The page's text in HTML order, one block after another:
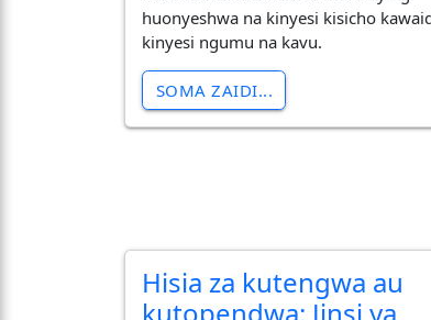
huonyeshwa na kinyesi kisicho
kinyesi ngumu na kavu.
SOMA ZAIDI...
Hisia za kutengwa au